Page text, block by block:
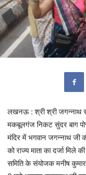
लखनऊ : श्री श्री जगन्नाथ रथ
मकबूलगंज निकट सुंदर बाग
मंदिर में भगवान जगन्नाथ जी
को राज्य माता का दर्जा मिले
समिति के संयोजक मनीष